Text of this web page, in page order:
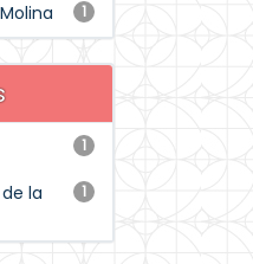
1
1
1
la